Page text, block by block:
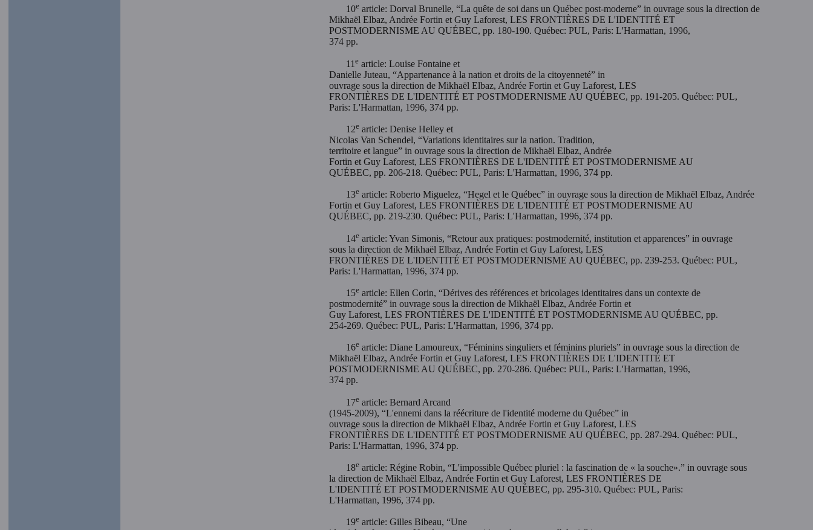
10earticle: Dorval Brunelle, “La quête de soi dans un Québec post-moderne” in ouvrage sous la direction de
Mikhaël Elbaz, Andrée Fortin et Guy Laforest, LES FRONTIÈRES DE L'IDENTITÉ ET
POSTMODERNISME AU QUÉBEC, pp. 180-190. Québec: PUL, Paris: L'Harmattan, 1996,
374 pp.
11 earticle: Louise Fontaine et
Danielle Juteau, “Appartenance à la nation et droits de la citoyenneté” in
ouvrage sous la direction de Mikhaël Elbaz, Andrée Fortin et Guy Laforest, LES
FRONTIÈRES DE L'IDENTITÉ ET POSTMODERNISME AU QUÉBEC, pp. 191-205. Québec: PUL,
Paris: L'Harmattan, 1996, 374 pp.
12earticle: Denise Helley et
Nicolas Van Schendel, “Variations identitaires sur la nation. Tradition,
territoire et langue” in ouvrage sous la direction de Mikhaël Elbaz, Andrée
Fortin et Guy Laforest, LES FRONTIÈRES DE L'IDENTITÉ ET POSTMODERNISME AU
QUÉBEC, pp. 206-218. Québec: PUL, Paris: L'Harmattan, 1996, 374 pp.
13earticle: Roberto Miguelez, “Hegel et le Québec” in ouvrage sous la direction de Mikhaël Elbaz, Andrée
Fortin et Guy Laforest, LES FRONTIÈRES DE L'IDENTITÉ ET POSTMODERNISME AU
QUÉBEC, pp. 219-230. Québec: PUL, Paris: L'Harmattan, 1996, 374 pp.
14earticle: Yvan Simonis, “Retour aux pratiques: postmodernité, institution et apparences” in ouvrage
sous la direction de Mikhaël Elbaz, Andrée Fortin et Guy Laforest, LES
FRONTIÈRES DE L'IDENTITÉ ET POSTMODERNISME AU QUÉBEC, pp. 239-253. Québec: PUL,
Paris: L'Harmattan, 1996, 374 pp.
15earticle: Ellen Corin, “Dérives des références et bricolages identitaires dans un contexte de
postmodernité” in ouvrage sous la direction de Mikhaël Elbaz, Andrée Fortin et
Guy Laforest, LES FRONTIÈRES DE L'IDENTITÉ ET POSTMODERNISME AU QUÉBEC, pp.
254-269. Québec: PUL, Paris: L'Harmattan, 1996, 374 pp.
16earticle: Diane Lamoureux, “Féminins singuliers et féminins pluriels” in ouvrage sous la direction de
Mikhaël Elbaz, Andrée Fortin et Guy Laforest, LES FRONTIÈRES DE L'IDENTITÉ ET
POSTMODERNISME AU QUÉBEC, pp. 270-286. Québec: PUL, Paris: L'Harmattan, 1996,
374 pp.
17earticle: Bernard Arcand
(1945-2009), “L'ennemi dans la réécriture de l'identité moderne du Québec” in
ouvrage sous la direction de Mikhaël Elbaz, Andrée Fortin et Guy Laforest, LES
FRONTIÈRES DE L'IDENTITÉ ET POSTMODERNISME AU QUÉBEC, pp. 287-294. Québec: PUL,
Paris: L'Harmattan, 1996, 374 pp.
18earticle: Régine Robin, “L'impossible Québec pluriel : la fascination de « la souche».” in ouvrage sous
la direction de Mikhaël Elbaz, Andrée Fortin et Guy Laforest, LES FRONTIÈRES DE
L'IDENTITÉ ET POSTMODERNISME AU QUÉBEC, pp. 295-310. Québec: PUL, Paris:
L'Harmattan, 1996, 374 pp.
19earticle: Gilles Bibeau, “Une